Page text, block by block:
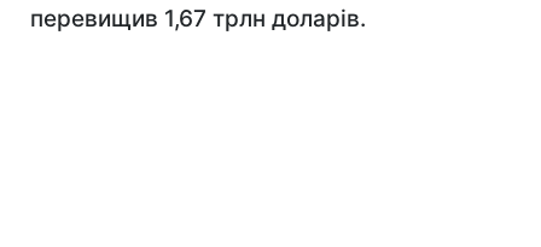
перевищив 1,67 трлн доларів.